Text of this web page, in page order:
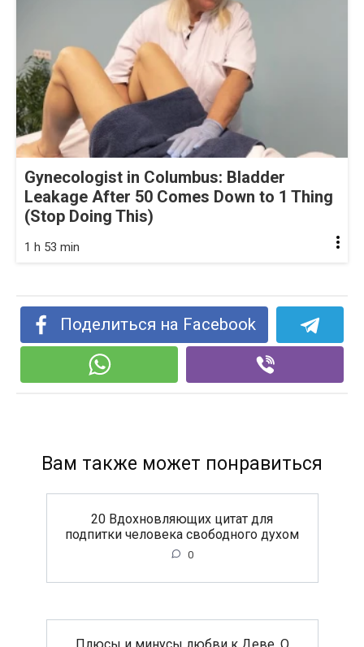
Gynecologist in Columbus: Bladder
Leakage After 50 Comes Down to 1 Thing
(Stop Doing This)
1 h 53 min
Поделиться на Facebook
Вам также может понравиться
20 Вдохновляющих цитат для
подпитки человека свободного духом
0
Плюсы и минусы любви к Деве. О